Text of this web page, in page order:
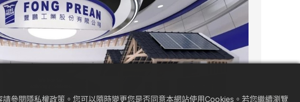
參閱隱私權政策。您可以隨時變更您是否同意本網站使用Cookies。若您繼續瀏覽